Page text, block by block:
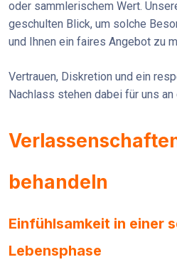
oder sammlerischem Wert.
geschulten Blick, um solche
und Ihnen ein faires Angebot zu
Vertrauen, Diskretion und ein
Nachlass stehen dabei für uns
behandeln
Einfühlsamkeit in einer
Lebensphase